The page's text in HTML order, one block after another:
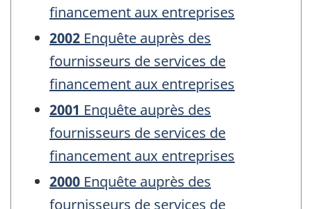
financement aux entreprises
2002 Enquête auprès des
fournisseurs de services de
financement aux entreprises
2001 Enquête auprès des
fournisseurs de services de
financement aux entreprises
2000 Enquête auprès des
fournisseurs de services de